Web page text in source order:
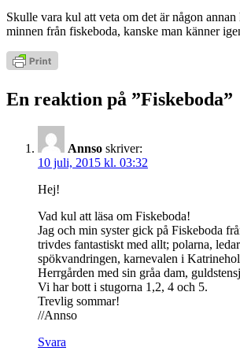
Skulle vara kul att veta om det är någon
minnen från fiskeboda, kanske man känner
En reaktion på ”Fiskeboda”
Annso skriver:
10 juli, 2015 kl. 03:32
Hej!
Vad kul att läsa om Fiskeboda!
Jag och min syster gick på Fiskeboda
trivdes fantastiskt med allt; polarna,
spökvandringen, karnevalen i
Herrgården med sin gråa dam,
Vi har bott i stugorna 1,2, 4 och 5.
Trevlig sommar!
//Annso
Svara